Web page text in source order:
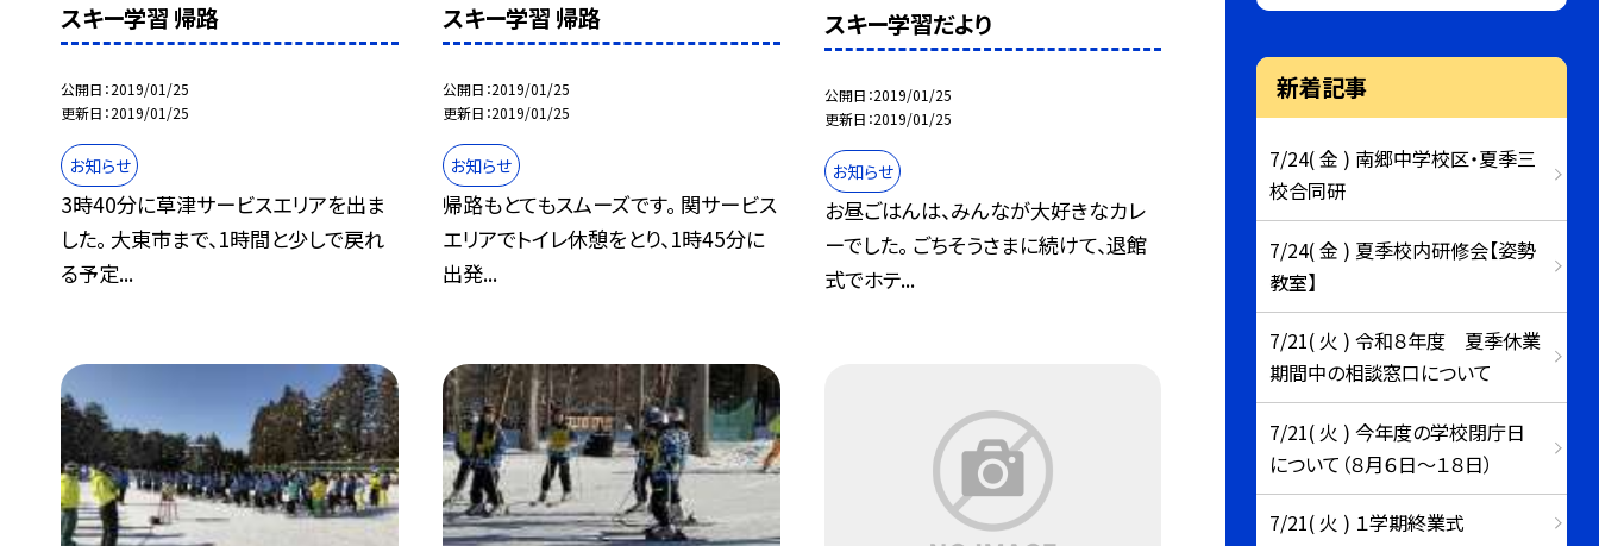
スキー学習 帰路
公開日 2019/01/25
更新日 2019/01/25
お知らせ
3時40分に草津サービスエリアを出ま
した。 大東市まで、1時間と少しで戻れ
る予定...
スキー学習 帰路
公開日 2019/01/25
更新日 2019/01/25
お知らせ
帰路もとてもスムーズです。 関サービス
エリアでトイレ休憩をとり、1時45分に
出発...
スキー学習だより
公開日 2019/01/25
更新日 2019/01/25
お知らせ
お昼ごはんは、みんなが大好きなカレ
ーでした。 ごちそうさまに続けて、退館
式でホテ...
新着記事
7/24( 金 ) 南郷中学校区・夏季三
校合同研
7/24( 金 ) 夏季校内研修会【姿勢
教室】
7/21( 火 ) 令和８年度 夏季休業
期間中の相談窓口について
7/21( 火 ) 今年度の学校閉庁日
について（８月６日～１８日）
7/21( 火 ) １学期終業式